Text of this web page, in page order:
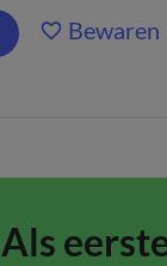
Bewaren
Als